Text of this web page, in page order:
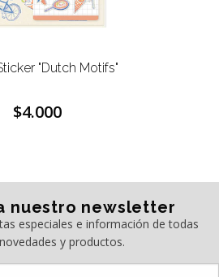
"Dutch Motifs"
$4.000
nuestro newsletter
especiales e información de todas
y productos.